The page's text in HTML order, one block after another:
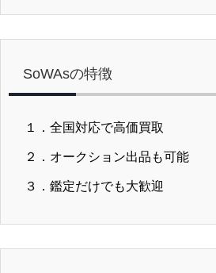
SoWAsの特徴
１．全国対応で高価買取
２．オークション出品も可能
３．鑑定だけでも大歓迎